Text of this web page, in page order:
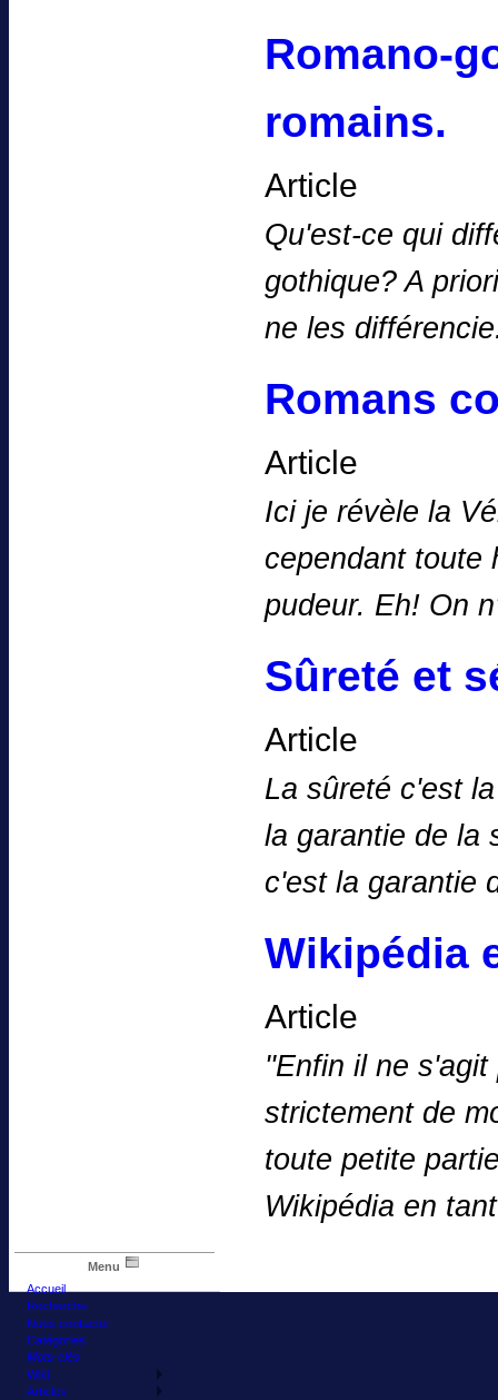
Romano-
romains.
Article
Qu'est-ce qui
gothique? A
ne les
Romans
Article
Ici je révèle la
cependant toute
pudeur. Eh! On
Sûreté et
Article
La sûreté c'est
la garantie de la
c'est la garantie
Wikipédia
Article
''Enfin il ne
strictement de
toute petite
Wikipédia en
Menu
Accueil
Recherche
Nous contacter
Catégories
Mots-clés
Wiki
Articles